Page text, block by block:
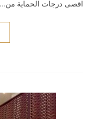
اقصى درجات الحماية من…